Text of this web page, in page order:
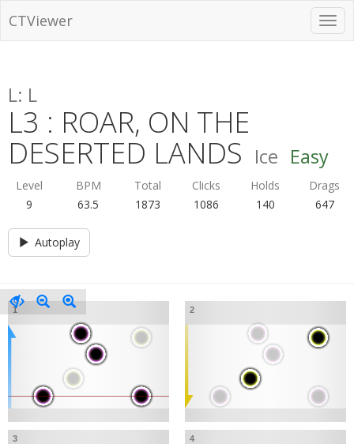
CTViewer
L: L
L3 : ROAR, ON THE
DESERTED LANDS Ice Easy
Level BPM Total Clicks Holds
Drags
9
63.5 1873 1086 140 647
Autoplay
1 2
3 4